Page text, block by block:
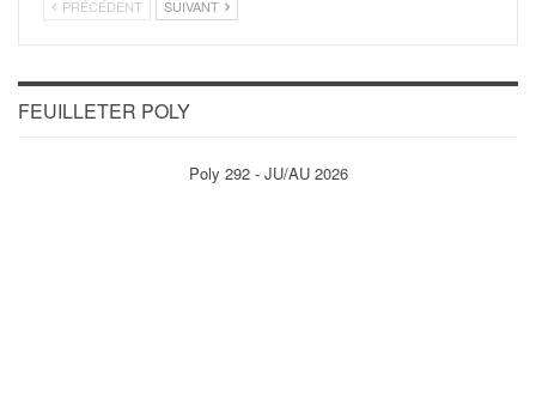
PRÉCÉDENT SUIVANT
FEUILLETER POLY
Poly 292 - JU/AU 2026